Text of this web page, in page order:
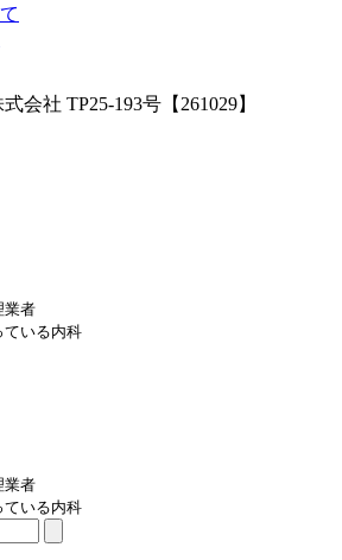
会社 TP25-193号【261029】
業者
ている内科
業者
ている内科